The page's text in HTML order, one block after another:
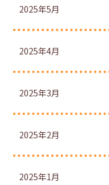
2025年5月
2025年4月
2025年3月
2025年2月
2025年1月